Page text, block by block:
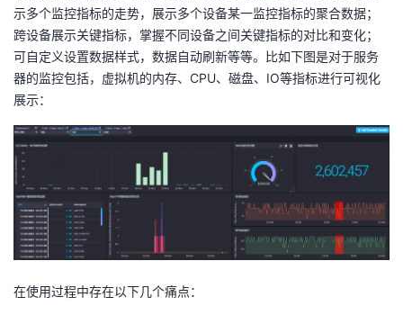
坛
圈
子
的
直
播
我
的
活
动
我
的
关
注
我
的
开
发
者
我
的
Programs
我
的
支
示多个监控指标的走势，展示多个设备某一监控指标的聚合数据；
跨设备展示关键指标，掌握不同设备之间关键指标的对比和变化；
可自定义设置数据样式，数据自动刷新等等。比如下图是对于服务
器的监控包括，虚拟机的内存、CPU、磁盘、IO等指标进行可视化
展示：
在使用过程中存在以下几个痛点：